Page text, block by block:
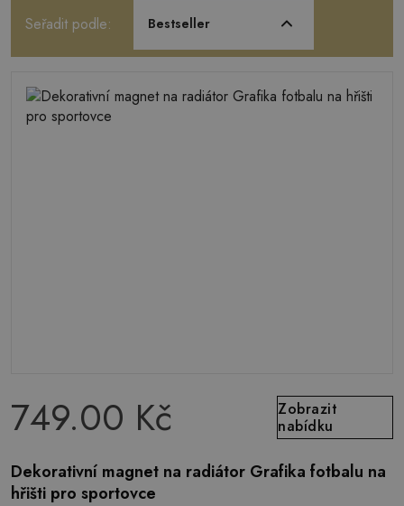
Seřadit podle:
Bestseller
749.00 Kč
Zobrazit
nabídku
Dekorativní magnet na radiátor Grafika fotbalu na
hřišti pro sportovce